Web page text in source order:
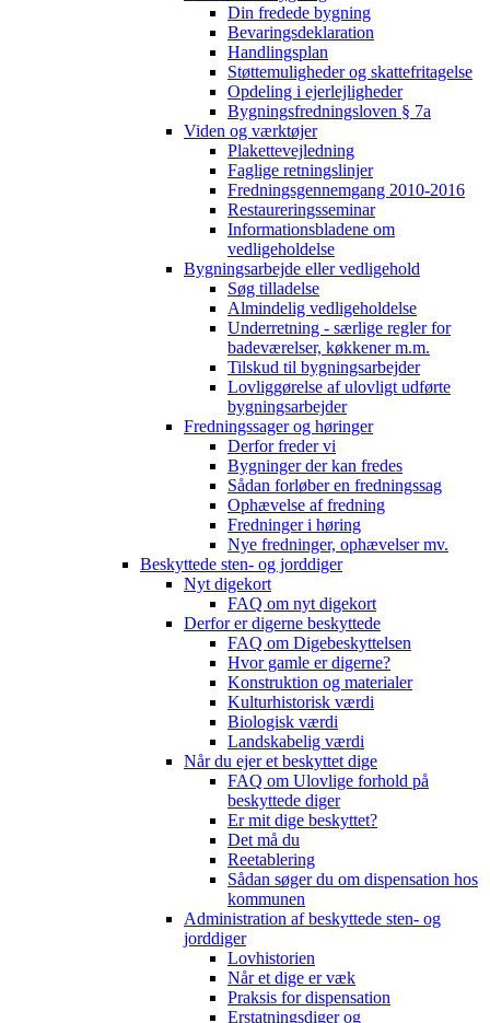
Din fredede bygning
Bevaringsdeklaration
Handlingsplan
Støttemuligheder og skattefritagelse
Opdeling i ejerlejligheder
Bygningsfredningsloven § 7a
Viden og værktøjer
Plakettevejledning
Faglige retningslinjer
Fredningsgennemgang 2010-2016
Restaureringsseminar
Informationsbladene om
vedligeholdelse
Bygningsarbejde eller vedligehold
Søg tilladelse
Almindelig vedligeholdelse
Underretning - særlige regler for
badeværelser, køkkener m.m.
Tilskud til bygningsarbejder
Lovliggørelse af ulovligt udførte
bygningsarbejder
Fredningssager og høringer
Derfor freder vi
Bygninger der kan fredes
Sådan forløber en fredningssag
Ophævelse af fredning
Fredninger i høring
Nye fredninger, ophævelser mv.
Beskyttede sten- og jorddiger
Nyt digekort
FAQ om nyt digekort
Derfor er digerne beskyttede
FAQ om Digebeskyttelsen
Hvor gamle er digerne?
Konstruktion og materialer
Kulturhistorisk værdi
Biologisk værdi
Landskabelig værdi
Når du ejer et beskyttet dige
FAQ om Ulovlige forhold på
beskyttede diger
Er mit dige beskyttet?
Det må du
Reetablering
Sådan søger du om dispensation hos
kommunen
Administration af beskyttede sten- og
jorddiger
Lovhistorien
Når et dige er væk
Praksis for dispensation
Erstatningsdiger og